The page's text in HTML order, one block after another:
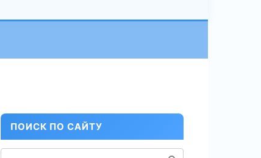
ПОИСК ПО САЙТУ